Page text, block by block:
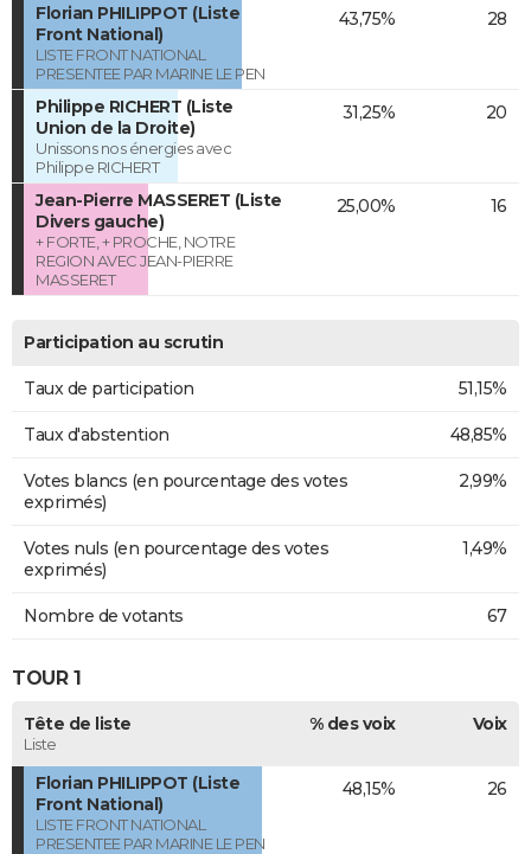
Florian PHILIPPOT (Liste
Front National)
LISTE FRONT NATIONAL
PRESENTEE PAR MARINE LE PEN
43,75% 28
Philippe RICHERT (Liste
Union de la Droite)
Unissons nos énergies avec
Philippe RICHERT
31,25% 20
Jean-Pierre MASSERET (Liste
Divers gauche)
+ FORTE, + PROCHE, NOTRE
REGION AVEC JEAN-PIERRE
MASSERET
25,00% 16
Participation au scrutin
Taux de participation 51,15%
Taux d'abstention 48,85%
Votes blancs (en pourcentage des votes
exprimés)
2,99%
Votes nuls (en pourcentage des votes
exprimés)
1,49%
Nombre de votants 67
TOUR 1
Tête de liste
Liste
% des voix Voix
Florian PHILIPPOT (Liste
Front National)
LISTE FRONT NATIONAL
PRESENTEE PAR MARINE LE PEN
48,15% 26